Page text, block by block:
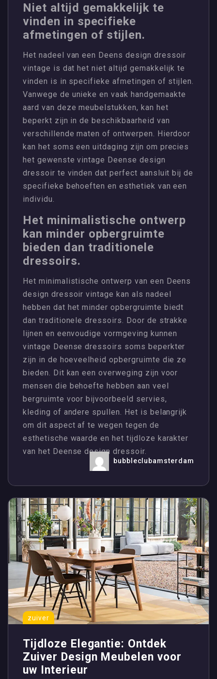
Niet altijd gemakkelijk te
vinden in specifieke
afmetingen of stijlen.
Het nadeel van een Deens design dressoir
vintage is dat het niet altijd gemakkelijk te
vinden is in specifieke afmetingen of stijlen.
Vanwege de unieke en vaak handgemaakte
aard van deze meubelstukken, kan het
beperkt zijn in de beschikbaarheid van
verschillende maten of ontwerpen. Hierdoor
kan het soms een uitdaging zijn om precies
het gewenste vintage Deense design
dressoir te vinden dat perfect aansluit bij de
specifieke behoeften en esthetiek van een
individu.
Het minimalistische ontwerp
kan minder opbergruimte
bieden dan traditionele
dressoirs.
Het minimalistische ontwerp van een Deens
design dressoir vintage kan als nadeel
hebben dat het minder opbergruimte biedt
dan traditionele dressoirs. Door de strakke
lijnen en eenvoudige vormgeving kunnen
vintage Deense dressoirs soms beperkter
zijn in de hoeveelheid opbergruimte die ze
bieden. Dit kan een overweging zijn voor
mensen die behoefte hebben aan veel
bergruimte voor bijvoorbeeld servies,
kleding of andere spullen. Het is belangrijk
om dit aspect af te wegen tegen de
esthetische waarde en het tijdloze karakter
van het Deense design dressoir.
bubbleclubamsterdam
zuiver
Tijdloze Elegantie: Ontdek
Zuiver Design Meubelen voor
uw Interieur